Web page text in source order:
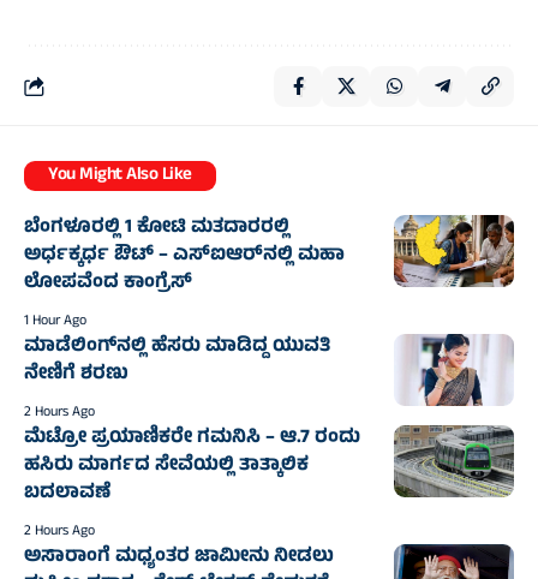
You Might Also Like
ಬೆಂಗಳೂರಲ್ಲಿ 1 ಕೋಟಿ ಮತದಾರರಲ್ಲಿ
ಅರ್ಧಕ್ಕರ್ಧ ಔಟ್ – ಎಸ್‌ಐಆರ್‌ನಲ್ಲಿ ಮಹಾ
ಲೋಪವೆಂದ ಕಾಂಗ್ರೆಸ್
1 Hour Ago
ಮಾಡೆಲಿಂಗ್‌ನಲ್ಲಿ ಹೆಸರು ಮಾಡಿದ್ದ ಯುವತಿ
ನೇಣಿಗೆ ಶರಣು
2 Hours Ago
ಮೆಟ್ರೋ ಪ್ರಯಾಣಿಕರೇ ಗಮನಿಸಿ – ಆ.7 ರಂದು
ಹಸಿರು ಮಾರ್ಗದ ಸೇವೆಯಲ್ಲಿ ತಾತ್ಕಾಲಿಕ
ಬದಲಾವಣೆ
2 Hours Ago
ಅಸಾರಾಂಗೆ ಮಧ್ಯಂತರ ಜಾಮೀನು ನೀಡಲು